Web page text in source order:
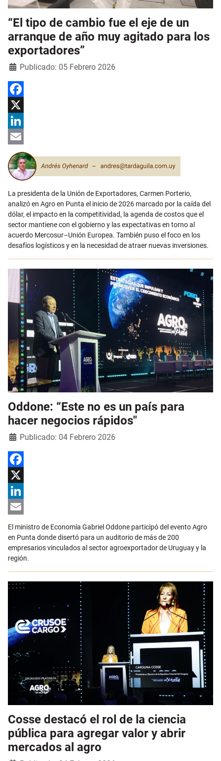
“El tipo de cambio fue el eje de un
arranque de año muy agitado para los
exportadores”
DetallesPublicado: 05 Febrero 2026
Facebook
X
LinkedIn
Email
La presidenta de la Unión de Exportadores, Carmen Porterio,
analizó en Agro en Punta el inicio de 2026 marcado por la caída del
dólar, el impacto en la competitividad, la agenda de costos que el
sector mantiene con el gobierno y las expectativas en torno al
acuerdo Mercosur–Unión Europea. También puso el foco en los
desafíos logísticos y en la necesidad de atraer nuevas inversiones.
Oddone: “Este no es un país para
hacer negocios rápidos"
DetallesPublicado: 04 Febrero 2026
Facebook
X
LinkedIn
Email
El ministro de Economía Gabriel Oddone participó del evento Agro
en Punta donde disertó para un auditorio de más de 200
empresarios vinculados al sector agroexportador de Uruguay y la
región.
Cosse destacó el rol de la ciencia
pública para agregar valor y abrir
mercados al agro